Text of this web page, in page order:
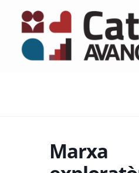
Marxa